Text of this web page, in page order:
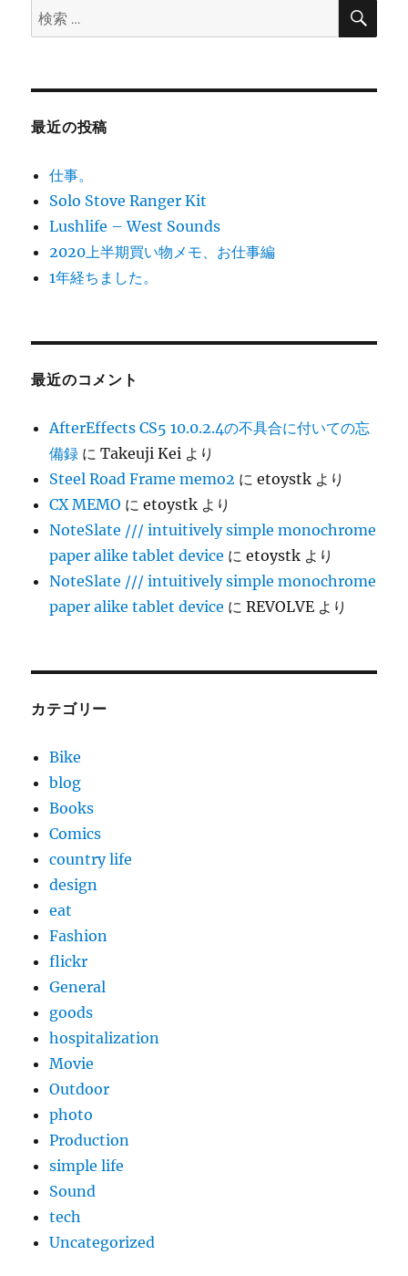
に
検
索:
検
最近の投稿
仕事。
Solo Stove Ranger Kit
Lushlife – West Sounds
2020上半期買い物メモ、お仕事編
1年経ちました。
最近のコメント
AfterEffects CS5 10.0.2.4の不具合に付いての忘
備録 にTakeuji Kei より
Steel Road Frame memo2 にetoystk より
CX MEMO にetoystk より
NoteSlate /// intuitively simple monochrome
paper alike tablet device にetoystk より
NoteSlate /// intuitively simple monochrome
paper alike tablet device にREVOLVE より
カテゴリー
Bike
blog
Books
Comics
country life
design
eat
Fashion
flickr
General
goods
hospitalization
Movie
Outdoor
photo
Production
simple life
Sound
tech
Uncategorized